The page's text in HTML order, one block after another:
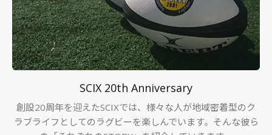
SCIX 20th Anniversary
創設20周年を迎えたSCIXでは、様々な人が地域密着型のク
ラブライフとしてのラグビーを楽しんでいます。そんな彼ら